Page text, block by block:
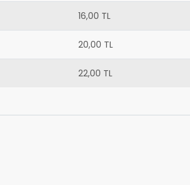
16,00 TL
20,00 TL
22,00 TL